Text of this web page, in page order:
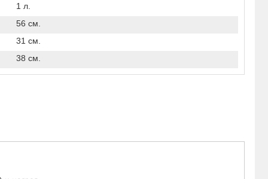
1 л.
56 см.
31 см.
38 см.